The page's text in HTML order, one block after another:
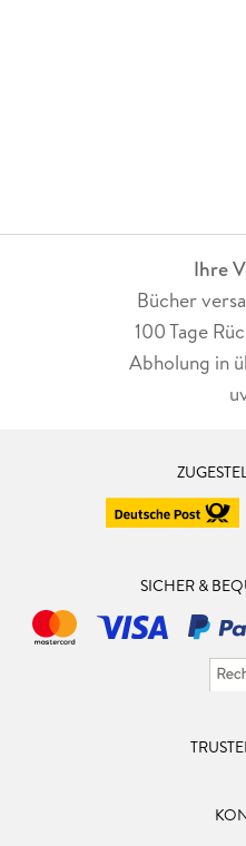
Ihre
Bücher
100 Tage
Abholung in
SICHER &